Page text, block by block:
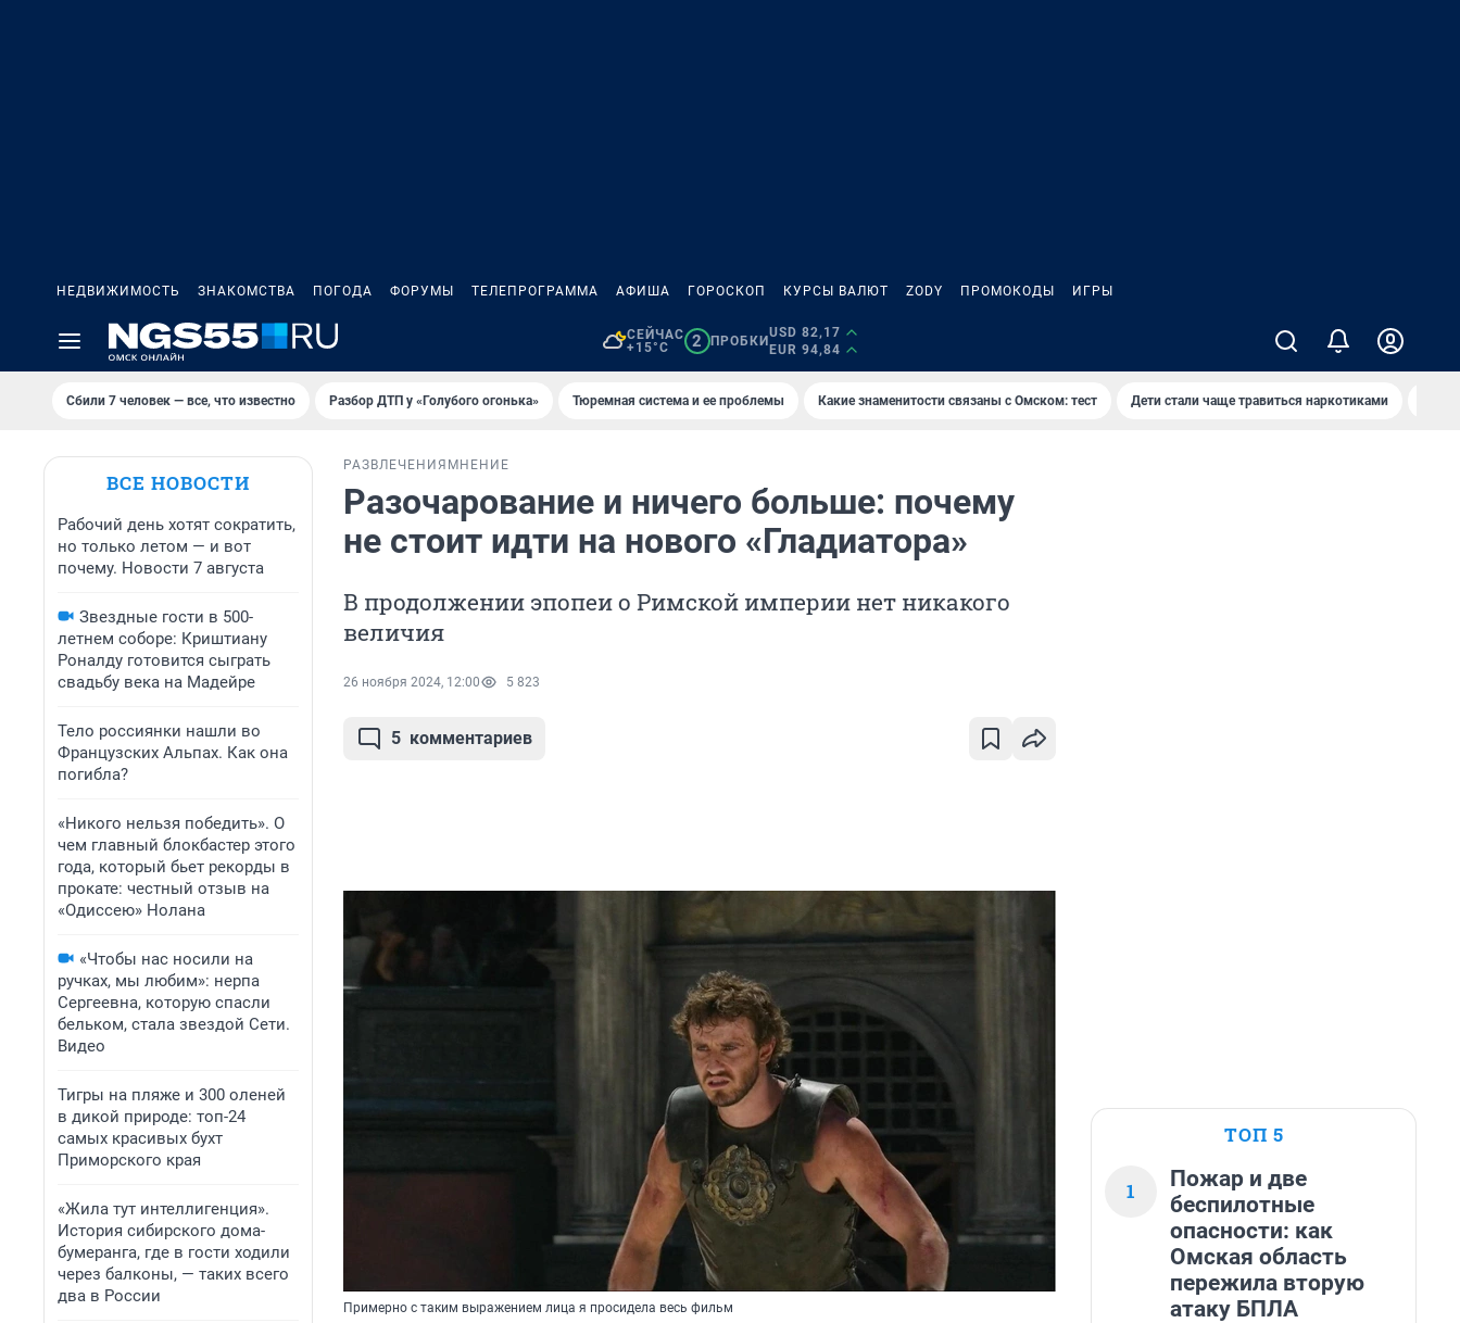
НЕДВИЖИМОСТЬ ЗНАКОМСТВА ПОГОДА ФОРУМЫ ТЕЛЕПРОГРАММА АФИША ГОРОСКОП КУРСЫ ВАЛЮТ ZODY ПРОМОКОДЫ ИГРЫ
СЕЙЧАС
+15°C
2 ПРОБКИ
USD 82,17
EUR 94,84
Сбили 7 человек — все, что известно Разбор ДТП у «Голубого огонька» Тюремная система и ее проблемы Какие знаменитости связаны с Омском: тест Дети стали чаще травиться наркотиками
ВСЕ НОВОСТИ
Рабочий день хотят сократить,
но только летом — и вот
почему. Новости 7 августа
Звездные гости в 500-
летнем соборе: Криштиану
Роналду готовится сыграть
свадьбу века на Мадейре
Тело россиянки нашли во
Французских Альпах. Как она
погибла?
«Никого нельзя победить». О
чем главный блокбастер этого
года, который бьет рекорды в
прокате: честный отзыв на
«Одиссею» Нолана
«Чтобы нас носили на
ручках, мы любим»: нерпа
Сергеевна, которую спасли
бельком, стала звездой Сети.
Видео
Тигры на пляже и 300 оленей
в дикой природе: топ-24
самых красивых бухт
Приморского края
«Жила тут интеллигенция».
История сибирского дома-
бумеранга, где в гости ходили
через балконы, — таких всего
два в России
РАЗВЛЕЧЕНИЯ МНЕНИЕ
Разочарование и ничего больше: почему
не стоит идти на нового «Гладиатора»
В продолжении эпопеи о Римской империи нет никакого
величия
26 ноября 2024, 12:00 5 823
5 комментариев
Примерно с таким выражением лица я просидела весь фильм
ТОП 5
1
Пожар и две
беспилотные
опасности: как
Омская область
пережила вторую
атаку БПЛА